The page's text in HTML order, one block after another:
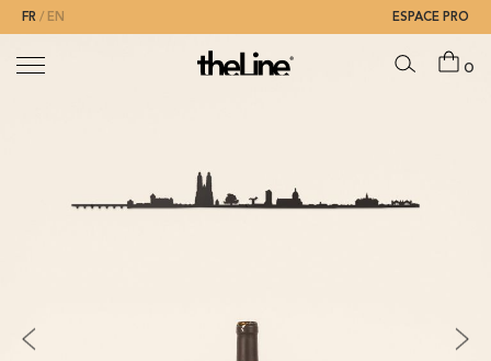
FR EN ESPACE PRO
0